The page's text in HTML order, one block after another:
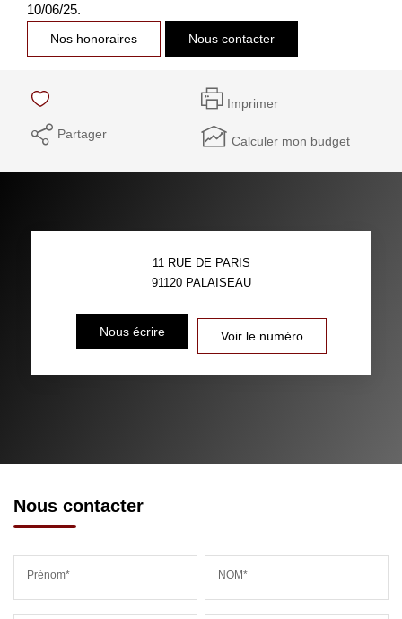
10/06/25.
Nos honoraires Nous contacter
Imprimer
Partager Calculer mon budget
11 RUE DE PARIS
91120 PALAISEAU
Nous écrire Voir le numéro
Nous contacter
Prénom* NOM*